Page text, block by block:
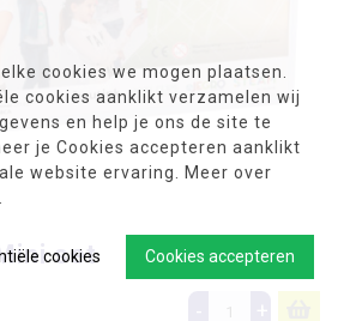
cookies we mogen plaatsen.
cookies aanklikt verzamelen wij
en help je ons de site te
je Cookies accepteren aanklikt
website ervaring. Meer over
Cookies accepteren
cookies
set